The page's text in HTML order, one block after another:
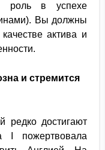
роль в успехе
Вы должны
актива и
и стремится
достигают
I пожертвовала